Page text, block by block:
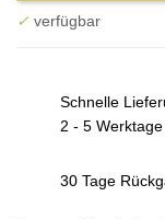
✓ verfügbar
Schnelle
2 - 5
30 Tage